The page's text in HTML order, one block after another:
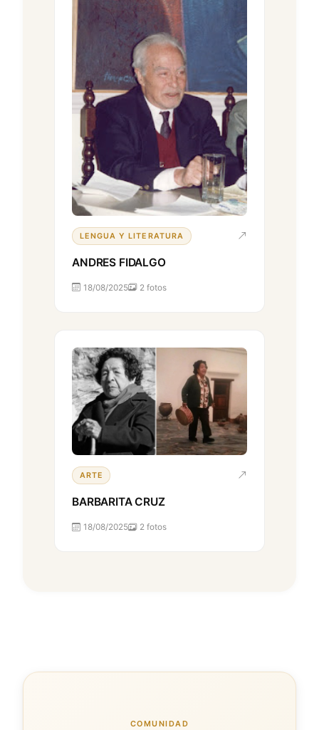
LENGUA Y LITERATURA
ANDRES FIDALGO
18/08/2025 2 fotos
ARTE
BARBARITA CRUZ
18/08/2025 2 fotos
COMUNIDAD